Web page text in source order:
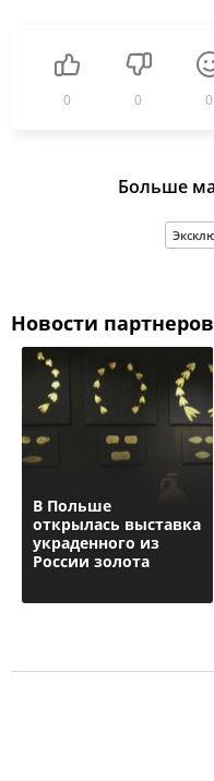
0 0 0
Больше
Новости партнеров
В Польше
открылась выставка
украденного из
России золота